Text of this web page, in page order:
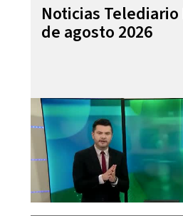
Noticias Telediario
de agosto 2026